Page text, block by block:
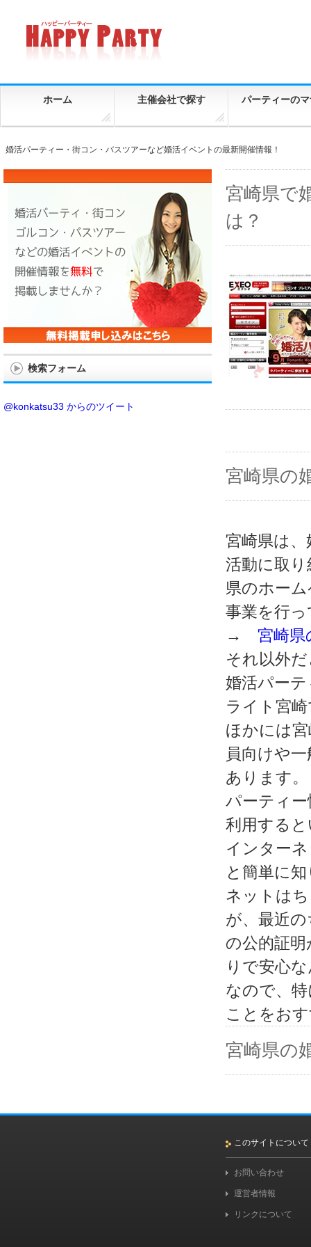
ホーム 主催会社で探す パーティーの
婚活パーティー・街コン・バスツアーなど婚活イベントの最新開催情報！
宮崎県で
は？
宮崎県の
宮崎県は
活動に取
県のホー
事業を行
→ 宮崎県
それ以外
婚活パー
ライト宮
ほかには
員向けや
あります。
パーティ
利用する
インター
と簡単に
ネットは
が、最近
の公的証
りで安心
なので、
ことをお
宮崎県の
検索フォーム
@konkatsu33 からのツイート
このサイトについて
お問い合わせ
運営者情報
リンクについて